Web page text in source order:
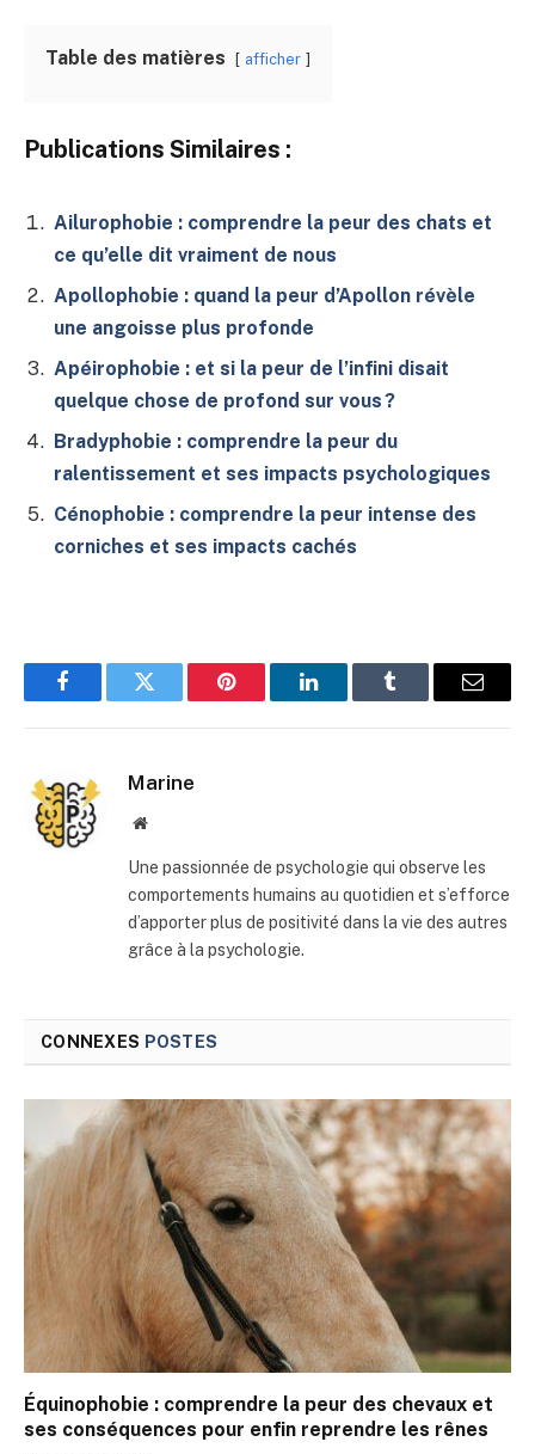
Table des matières afficher
Publications Similaires :
Ailurophobie : comprendre la peur des chats et
ce qu’elle dit vraiment de nous
Apollophobie : quand la peur d’Apollon révèle
une angoisse plus profonde
Apéirophobie : et si la peur de l’infini disait
quelque chose de profond sur vous ?
Bradyphobie : comprendre la peur du
ralentissement et ses impacts psychologiques
Cénophobie : comprendre la peur intense des
corniches et ses impacts cachés
FacebookTwitter Pinterest LinkedInTumblr
E-
Marine
Site
Une passionnée de psychologie qui observe les
comportements humains au quotidien et s’efforce
d’apporter plus de positivité dans la vie des autres
grâce à la psychologie.
CONNEXES POSTES
Équinophobie : comprendre la peur des chevaux et
ses conséquences pour enfin reprendre les rênes